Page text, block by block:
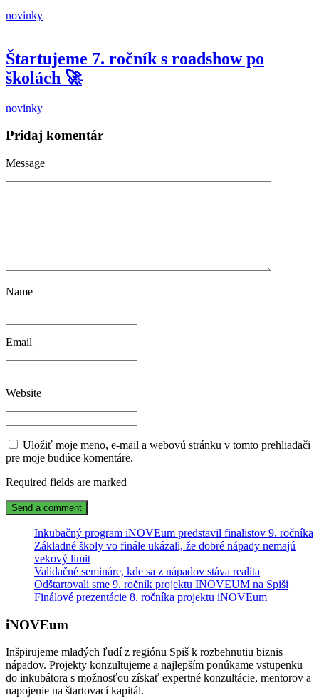
novinky
Štartujeme 7. ročník s roadshow po
školách 🚀
novinky
Pridaj komentár
Message
Name
Email
Website
Uložiť moje meno, e-mail a webovú stránku v tomto prehliadači
pre moje budúce komentáre.
Required fields are marked
Inkubačný program iNOVEum predstavil finalistov 9. ročníka
Základné školy vo finále ukázali, že dobré nápady nemajú
vekový limit
Validačné semináre, kde sa z nápadov stáva realita
Odštartovali sme 9. ročník projektu INOVEUM na Spiši
Finálové prezentácie 8. ročníka projektu iNOVEum
iNOVEum
Inšpirujeme mladých ľudí z regiónu Spiš k rozbehnutiu biznis
nápadov. Projekty konzultujeme a najlepším ponúkame vstupenku
do inkubátora s možnosťou získať expertné konzultácie, mentorov a
napojenie na štartovací kapitál.